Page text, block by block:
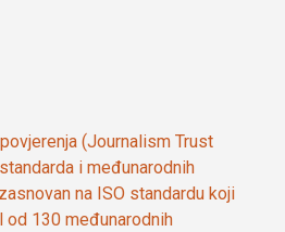
(Journalism Trust
i međunarodnih
na ISO standardu koji
od 130 međunarodnih